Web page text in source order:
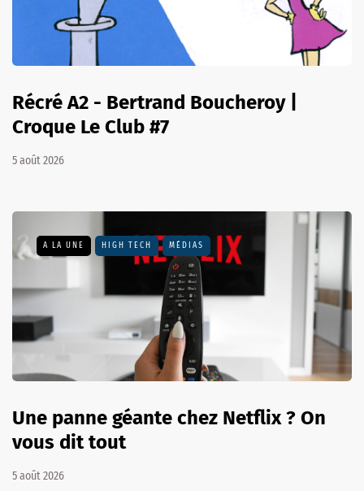
Récré A2 - Bertrand Boucheroy |
Croque Le Club #7
5 août 2026
A LA UNE HIGH TECH MÉDIAS
Une panne géante chez Netflix ? On
vous dit tout
5 août 2026